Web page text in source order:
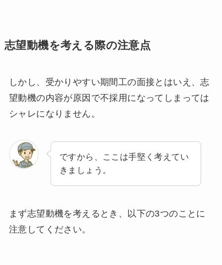
志望動機を考える際の注意点
しかし、受かりやすい期間工の面接とはいえ、志
望動機の内容が原因で不採用になってしまっては
シャレになりません。
ですから、ここは手堅く考えてい
きましょう。
まず志望動機を考えるとき、以下の3つのことに
注意してください。